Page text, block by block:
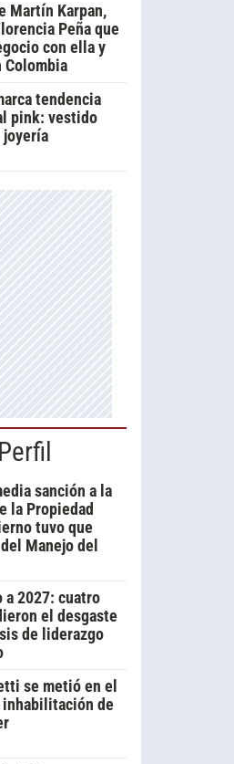
Martín Karpan,
Peña que
con ella y
Colombia
tendencia
pink: vestido
joyería
sanción a la
la Propiedad
tuvo que
Manejo del
a 2027: cuatro
el desgaste
de liderazgo
se metió en el
de